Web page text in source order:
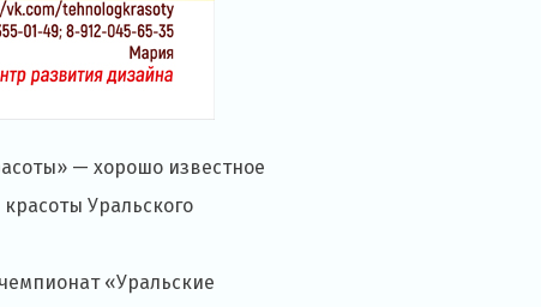
— хорошо известное
Уральского
«Уральские